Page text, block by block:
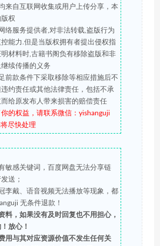
来自互联网收集或用户上传分享，本
权
络服务提供者,对非法转载,盗版行为
能力.但是当版权拥有者提出侵权指
材料时,古籍书阁负有移除盗版和非
续传播的义务
前款条件下采取移除等相应措施后不
约责任或其他法律责任，包括不承
给原发布人带来损害的赔偿责任
的权益，请联系微信：yishanguji
尽快处理
敏感关键词，百度网盘无法分享链
送；
李戴、语音视频无法播放等现象，都
无条件退款！
料，如果没有及时回复也不用担心，
放心！
用与其对应资源价值不发生任何关